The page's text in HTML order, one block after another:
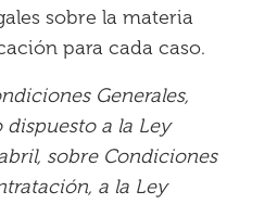
sobre la materia
para cada caso.
Generales,
dispuesto a la Ley
sobre Condiciones
a la Ley